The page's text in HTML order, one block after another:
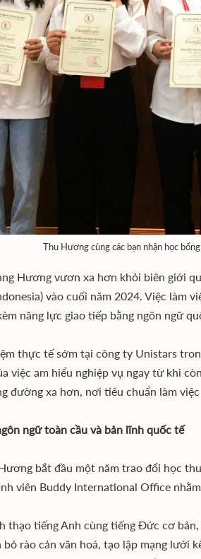
Thu Hương cùng các bạn nhận học
Hương vươn xa hơn khỏi biên giới
vào cuối năm 2024. Việc làm
năng lực giao tiếp bằng ngôn ngữ
thực tế sớm tại công ty Unistars
việc am hiểu nghiệp vụ ngay từ khi
đường xa hơn, nơi tiêu chuẩn làm
ngữ toàn cầu và bản lĩnh quốc tế
bắt đầu một năm trao đổi học
viên Buddy International Office
thạo tiếng Anh cùng tiếng Đức cơ
rào cản văn hoá, tạo lập mạng lưới